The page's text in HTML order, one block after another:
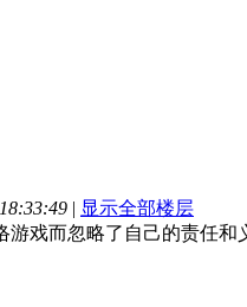
| 显示全部楼层
游戏而忽略了自己的责任和